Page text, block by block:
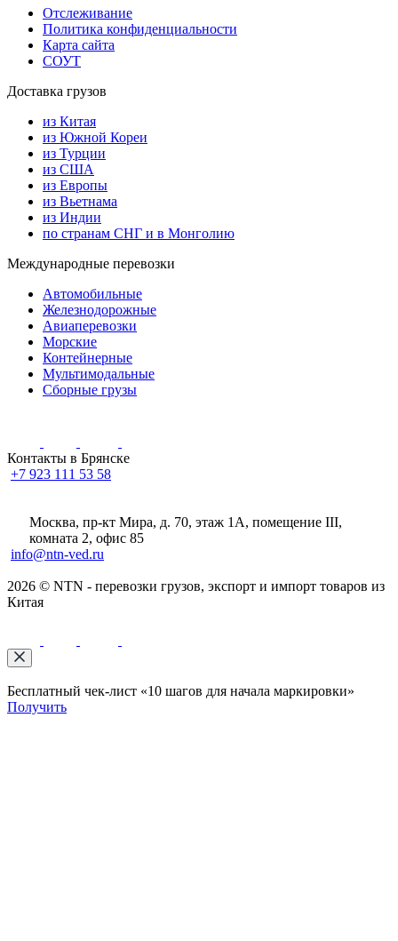
Отслеживание
Политика конфиденциальности
Карта сайта
СОУТ
Доставка грузов
из Китая
из Южной Кореи
из Турции
из США
из Европы
из Вьетнама
из Индии
по странам СНГ и в Монголию
Международные перевозки
Автомобильные
Железнодорожные
Авиаперевозки
Морские
Контейнерные
Мультимодальные
Сборные грузы
Контакты в Брянске
+7 923 111 53 58
Москва, пр-кт Мира, д. 70, этаж 1А, помещение III,
комната 2, офис 85
info@ntn-ved.ru
2026 © NTN - перевозки грузов, экспорт и импорт товаров из
Китая
Бесплатный чек-лист «10 шагов для начала маркировки»
Получить